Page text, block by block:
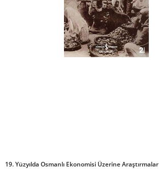
19. Yüzyılda Osmanlı Ekonomisi Üzerine Araştırmalar